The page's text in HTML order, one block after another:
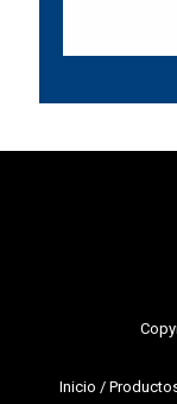
Inicio /